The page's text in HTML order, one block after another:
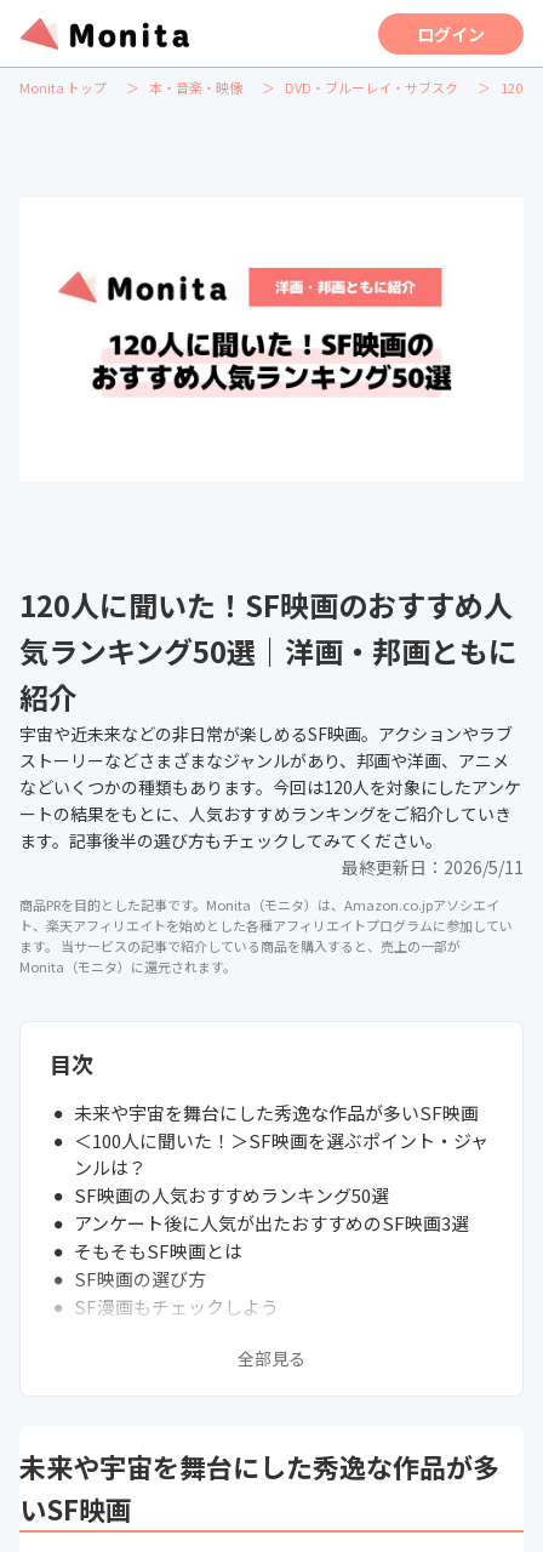
ログイン
Monita トップ 本・音楽・映像 DVD・ブルーレイ・サブスク 120人
120人に聞いた！SF映画のおすすめ人
気ランキング50選｜洋画・邦画ともに
紹介
宇宙や近未来などの非日常が楽しめるSF映画。アクションやラブ
ストーリーなどさまざまなジャンルがあり、邦画や洋画、アニメ
などいくつかの種類もあります。今回は120人を対象にしたアンケ
ートの結果をもとに、人気おすすめランキングをご紹介していき
ます。記事後半の選び方もチェックしてみてください。
最終更新日： 2026/5/11
商品PRを目的とした記事です。Monita（モニタ）は、Amazon.co.jpアソシエイ
ト、楽天アフィリエイトを始めとした各種アフィリエイトプログラムに参加してい
ます。 当サービスの記事で紹介している商品を購入すると、売上の一部が
Monita（モニタ）に還元されます。
目次
未来や宇宙を舞台にした秀逸な作品が多いSF映画
＜100人に聞いた！＞SF映画を選ぶポイント・ジャ
ンルは？
SF映画の人気おすすめランキング50選
アンケート後に人気が出たおすすめのSF映画3選
そもそもSF映画とは
SF映画の選び方
SF漫画もチェックしよう
SFアニメを楽しもう
次に読むべき映画の関連記事はこちら
全部見る
未来や宇宙を舞台にした秀逸な作品が多
いSF映画